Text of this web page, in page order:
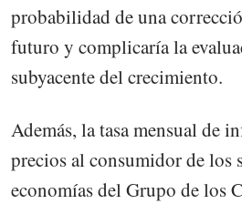
probabilidad de una
futuro y complicaría la
subyacente del crecimiento.
Además, la tasa mensual de
precios al consumidor de los
economías del Grupo de los